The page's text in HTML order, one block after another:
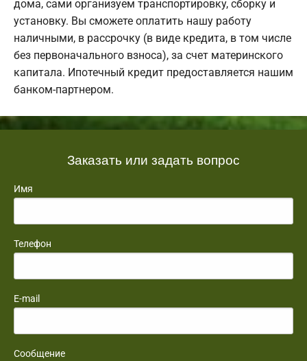
дома, сами организуем транспортировку, сборку и
установку. Вы сможете оплатить нашу работу
наличными, в рассрочку (в виде кредита, в том числе
без первоначального взноса), за счет материнского
капитала. Ипотечный кредит предоставляется нашим
банком-партнером.
Заказать или задать вопрос
Имя
Телефон
E-mail
Сообщение